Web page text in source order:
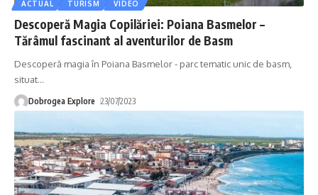
ACTUAL TURISM VIDEO
Descoperă Magia Copilăriei: Poiana Basmelor –
Tărâmul fascinant al aventurilor de Basm
Descoperă magia în Poiana Basmelor - parc tematic unic de basm,
situat…
Dobrogea Explore 23/07/2023